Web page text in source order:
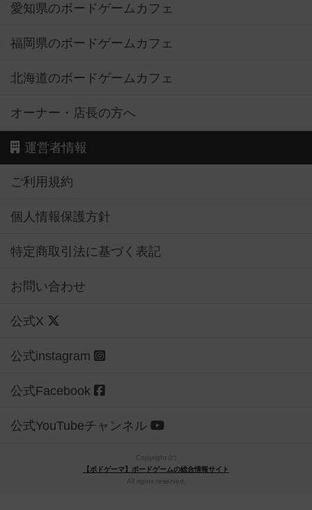
愛知県のボードゲームカフェ
福岡県のボードゲームカフェ
北海道のボードゲームカフェ
オーナー・店長の方へ
運営者情報
ご利用規約
個人情報保護方針
特定商取引法に基づく表記
お問い合わせ
公式X
公式instagram
公式Facebook
公式YouTubeチャンネル
Copyright (c)
【ボドゲーマ】ボードゲームの総合情報サイト
All rights reserved.